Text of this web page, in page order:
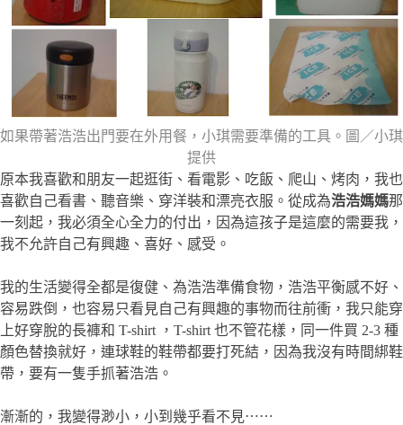
如果帶著浩浩出門要在外用餐，小琪需要準備的工具。圖／小琪
提供
原本我喜歡和朋友一起逛街、看電影、吃飯、爬山、烤肉，我也
喜歡自己看書、聽音樂、穿洋裝和漂亮衣服。從成為浩浩媽媽那
一刻起，我必須全心全力的付出，因為這孩子是這麼的需要我，
我不允許自己有興趣、喜好、感受。
我的生活變得全都是復健、為浩浩準備食物，浩浩平衡感不好、
容易跌倒，也容易只看見自己有興趣的事物而往前衝，我只能穿
上好穿脫的長褲和 T-shirt ，T-shirt 也不管花樣，同一件買 2-3 種
顏色替換就好，連球鞋的鞋帶都要打死結，因為我沒有時間綁鞋
帶，要有一隻手抓著浩浩。
漸漸的，我變得渺小，小到幾乎看不見⋯⋯